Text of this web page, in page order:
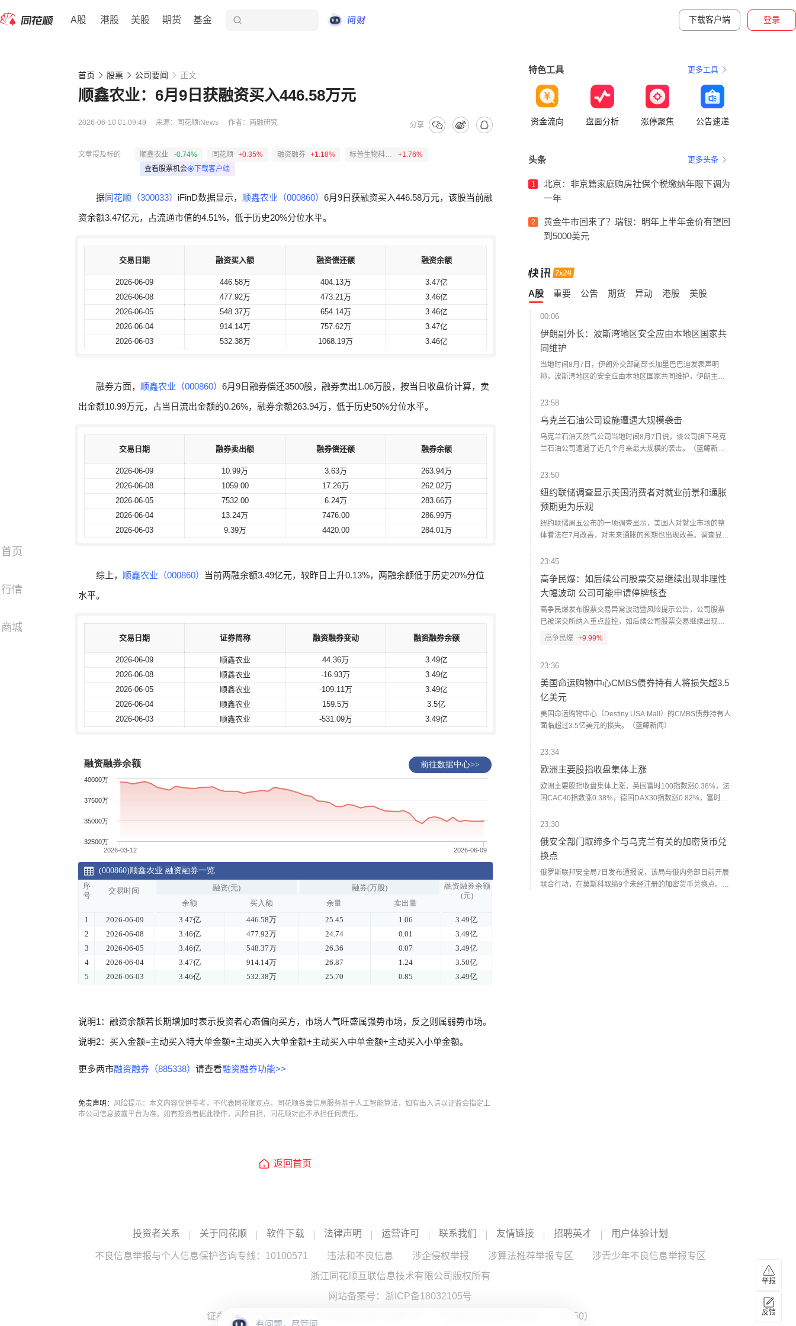
A股 港股 美股 期货 基金 下载客户端 登录
首页
行情
商城
首页 股票 公司要闻 正文
顺鑫农业：6月9日获融资买入446.58万元
2026-06-10 01:09:49 来源： 同花顺iNews 作者： 两融研究 分享
文章提及标的 顺鑫农业 -0.74% 同花顺 +0.35% 融资融券 +1.18% 标普生物科技ETF嘉实
+1.76%
查看股票机会
下载客户端
据同花顺（300033） iFinD数据显示， 顺鑫农业（000860） 6月9日获融资买入446.58万元，该股当前融
资余额3.47亿元，占流通市值的4.51%，低于历史20%分位水平。
交易日期 融资买入额 融资偿还额 融资余额
2026-06-09 446.58万 404.13万
3.47亿
2026-06-08
477.92万 473.21万
3.46亿
2026-06-05
548.37万 654.14万
3.46亿
2026-06-04
914.14万 757.62万
3.47亿
2026-06-03
532.38万 1068.19万 3.46亿
交易日期 融资买入额 融资偿还额 融资余额
2026-06-09 446.58万 404.13万
3.47亿
2026-06-08
477.92万 473.21万
3.46亿
2026-06-05
548.37万 654.14万
3.46亿
2026-06-04
914.14万 757.62万
3.47亿
2026-06-03
532.38万 1068.19万 3.46亿
融券方面， 顺鑫农业（000860） 6月9日融券偿还3500股，融券卖出1.06万股，按当日收盘价计算，卖
出金额10.99万元，占当日流出金额的0.26%，融券余额263.94万，低于历史50%分位水平。
交易日期 融券卖出额 融券偿还额 融券余额
2026-06-09 10.99万 3.63万
263.94万
2026-06-08
1059.00 17.26万
262.02万
2026-06-05
7532.00 6.24万
283.66万
2026-06-04
13.24万 7476.00
286.99万
2026-06-03
9.39万 4420.00 284.01万
交易日期 融券卖出额 融券偿还额 融券余额
2026-06-09 10.99万 3.63万
263.94万
2026-06-08
1059.00 17.26万
262.02万
2026-06-05
7532.00 6.24万
283.66万
2026-06-04
13.24万 7476.00
286.99万
2026-06-03
9.39万 4420.00 284.01万
综上， 顺鑫农业（000860）
当前两融余额3.49亿元，较昨日上升0.13%，两融余额低于历史20%分位
水平。
交易日期 证券简称 融资融券变动 融资融券余额
2026-06-09 顺鑫农业 44.36万
3.49亿
2026-06-08
顺鑫农业 -16.93万
3.49亿
2026-06-05
顺鑫农业 -109.11万
3.49亿
2026-06-04
顺鑫农业 159.5万
3.5亿
2026-06-03
顺鑫农业 -531.09万 3.49亿
交易日期 证券简称 融资融券变动 融资融券余额
2026-06-09 顺鑫农业 44.36万
3.49亿
2026-06-08
顺鑫农业 -16.93万
3.49亿
2026-06-05
顺鑫农业 -109.11万
3.49亿
2026-06-04
顺鑫农业 159.5万
3.5亿
2026-06-03
顺鑫农业 -531.09万 3.49亿
说明1：融资余额若长期增加时表示投资者心态偏向买方，市场人气旺盛属强势市场，反之则属弱势市场。
说明2：买入金额=主动买入特大单金额+主动买入大单金额+主动买入中单金额+主动买入小单金额。
更多两市融资融券（885338） 请查看融资融券功能>>
免责声明： 风险提示：本文内容仅供参考，不代表同花顺观点。同花顺各类信息服务基于人工智能算法，如有出入请以证监会指定上
市公司信息披露平台为准。如有投资者据此操作，风险自担，同花顺对此不承担任何责任。
返回首页
特色工具 更多工具
资金流向 盘面分析 涨停聚焦 公告速递
头条 更多头条
1
北京：非京籍家庭购房社保个税缴纳年限下调为
一年
2
黄金牛市回来了？瑞银：明年上半年金价有望回
到5000美元
A股 重要 公告 期货 异动 港股 美股
00:06
伊朗副外长：波斯湾地区安全应由本地区国家共
同维护
当地时间8月7日，伊朗外交部副部长加里巴巴迪发表声明
称，波斯湾地区的安全应由本地区国家共同维护，伊朗主张
迪指出，伊朗已向联合国安理会提交并记录了部分来自他国
同时表示，基于目前掌握的信息，地区国家已深刻意识到冲
突扩大和军事行动持续将严重威胁自身安全。目前，波斯湾
国家间重启安全对话的条件已经成熟。（央视新闻）
23:58
乌克兰石油公司设施遭遇大规模袭击
乌克兰石油天然气公司当地时间8月7日说，该公司旗下乌克
兰石油公司遭遇了近几个月来最大规模的袭击。（蓝鲸新
23:50
纽约联储调查显示美国消费者对就业前景和通胀
预期更为乐观
纽约联储周五公布的一项调查显示，美国人对就业市场的整
体看法在7月改善，对未来通胀的预期也出现改善。调查显
今年以来最高水平。这一增幅在高中及以下学历人群以及家
通胀率的预期从3.7%小幅降至3.6%。对未来三年和五年通胀
率的预期分别维持在3.3%和3%。（财联社）
23:45
高争民爆：如后续公司股票交易继续出现非理性
大幅波动 公司可能申请停牌核查
高争民爆发布股票交易异常波动暨风险提示公告，公司股票
已被深交所纳入重点监控，如后续公司股票交易继续出现非
理性大幅波动，公司可能申请停牌核查。截至目前公司主营
和重大资产重组的具体计划。（蓝鲸新闻）
高争民爆 +9.99%
23:36
美国命运购物中心CMBS债券持有人将损失超3.5
亿美元
美国命运购物中心（Destiny USA Mall）的CMBS债券持有人
面临超过3.5亿美元的损失。（蓝鲸新闻）
23:34
欧洲主要股指收盘集体上涨
欧洲主要股指收盘集体上涨，英国富时100指数涨0.38%，法
国CAC40指数涨0.38%，德国DAX30指数涨0.82%，富时意
23:30
俄安全部门取缔多个与乌克兰有关的加密货币兑
换点
俄罗斯联邦安全局7日发布通报说，该局与俄内务部日前开展
联合行动，在莫斯科取缔9个未经注册的加密货币兑换点。乌
宫东翼原址建设一座价值4亿美元宴会厅项目。不过上诉法院
将裁决暂停执行14天，以便美政府向美国最高法院提出上
诉。（央视新闻）
高争民爆公告，公司股票于2026年8月5日、8月6日、8月7日
投资者关系 关于同花顺 软件下载 法律声明 运营许可 联系我们 友情链接 招聘英才 用户体验计划
不良信息举报与个人信息保护咨询专线：10100571 违法和不良信息 涉企侵权举报 涉算法推荐举报专区
涉青少年不良信息举报专区
浙江同花顺互联信息技术有限公司版权所有
网站备案号： 浙ICP备18032105号
证券投资咨询服务提供：浙江同花顺云软件有限公司 （中国证监会核发证书编号：ZX0050）
举报
反馈